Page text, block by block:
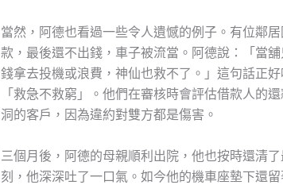
當然，阿德也看過一些令人遺憾的例子。有位鄰
款，最後還不出錢，車子被流當。阿德說：「當
錢拿去投機或浪費，神仙也救不了。」這句話正
「救急不救窮」。他們在審核時會評估借款人的
洞的客戶，因為違約對雙方都是傷害。
三個月後，阿德的母親順利出院，他也按時還清
刻，他深深吐了一口氣。如今他的機車座墊下還